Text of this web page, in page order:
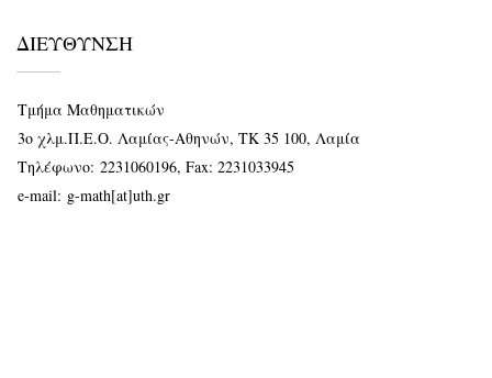
ΔΙΕΥΘΥΝΣΗ
Τμήμα Μαθηματικών
3ο χλμ.Π.Ε.Ο. Λαμίας-Αθηνών, ΤΚ 35 100, Λαμία
Τηλέφωνο: 2231060196, Fax: 2231033945
e-mail: g-math[at]uth.gr